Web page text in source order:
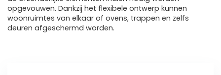
opgevouwen. Dankzij het flexibele ontwerp kunnen
woonruimtes van elkaar of ovens, trappen en zelfs
deuren afgeschermd worden.